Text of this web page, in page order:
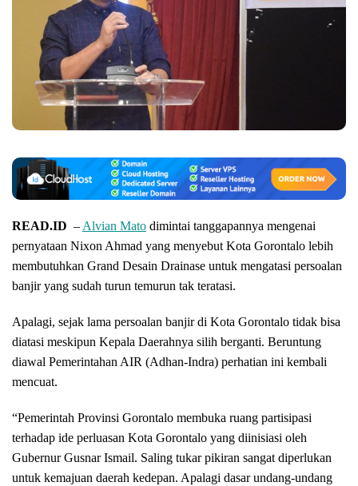
READ.ID –Alvian Mato dimintai tanggapannya mengenai
pernyataan Nixon Ahmad yang menyebut Kota Gorontalo lebih
membutuhkan Grand Desain Drainase untuk mengatasi persoalan
banjir yang sudah turun temurun tak teratasi.
Apalagi, sejak lama persoalan banjir di Kota Gorontalo tidak bisa
diatasi meskipun Kepala Daerahnya silih berganti. Beruntung
diawal Pemerintahan AIR (Adhan-Indra) perhatian ini kembali
mencuat.
“Pemerintah Provinsi Gorontalo membuka ruang partisipasi
terhadap ide perluasan Kota Gorontalo yang diinisiasi oleh
Gubernur Gusnar Ismail. Saling tukar pikiran sangat diperlukan
untuk kemajuan daerah kedepan. Apalagi dasar undang-undang